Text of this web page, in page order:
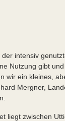
der intensiv
Nutzung gibt
wir ein kleines,
Mergner,
liegt zwischen